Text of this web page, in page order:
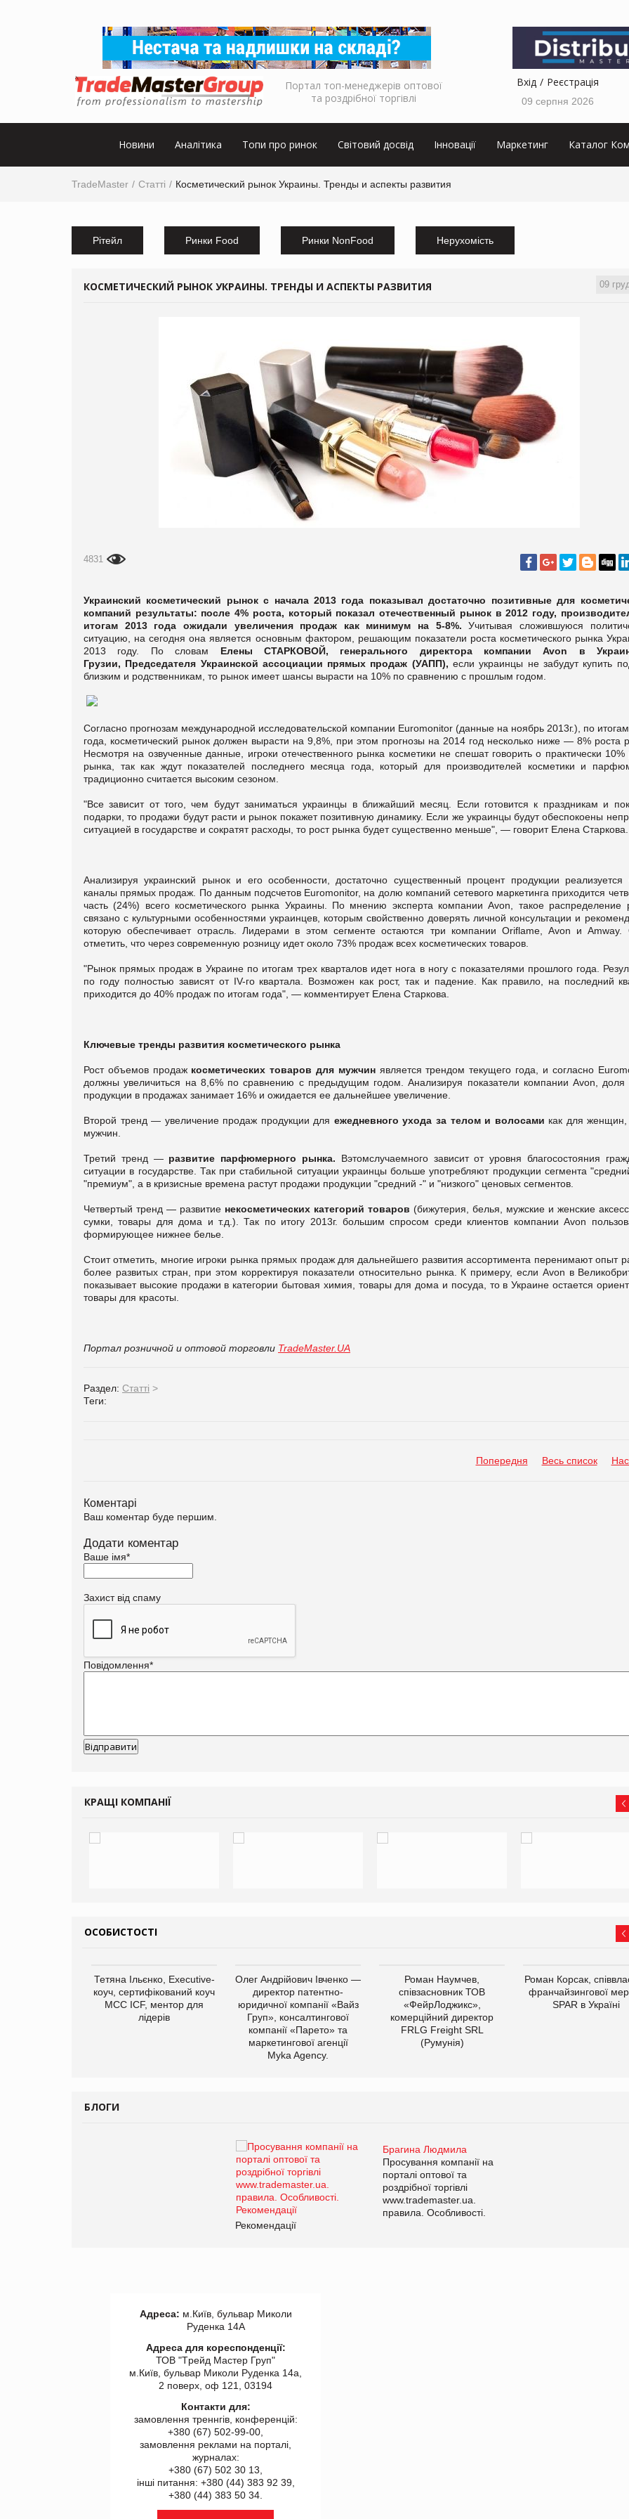
Портал топ-менеджерів оптової
та роздрібної торгівлі
Вхід Реєстрація
09 серпня 2026
Новини Аналітика Топи про ринок Світовий досвід Інновації Маркетинг Каталог
TradeMaster Статті Косметический рынок Украины. Тренды и аспекты развития
Рітейл Ринки Food Ринки NonFood Нерухомість
09
КОСМЕТИЧЕСКИЙ РЫНОК УКРАИНЫ. ТРЕНДЫ И АСПЕКТЫ РАЗВИТИЯ
4831
Украинский косметический рынок с начала 2013 года показывал достаточно позитивные для
компаний результаты: после 4% роста, который показал отечественный рынок в 2012 году,
итогам 2013 года ожидали увеличения продаж как минимум на 5-8%. Учитывая сложившуюся
ситуацию, на сегодня она является основным фактором, решающим показатели роста косметического рынка
2013 году. По словам Елены СТАРКОВОЙ, генерального директора компании Avon в
Грузии, Председателя Украинской ассоциации прямых продаж (УАПП), если украинцы не забудут купить
близким и родственникам, то рынок имеет шансы вырасти на 10% по сравнению с прошлым годом.
Согласно прогнозам международной исследовательской компании Euromonitor (данные на ноябрь 2013г.), по
года, косметический рынок должен вырасти на 9,8%, при этом прогнозы на 2014 год несколько ниже — 8% роста
Несмотря на озвученные данные, игроки отечественного рынка косметики не спешат говорить о практически 10%
рынка, так как ждут показателей последнего месяца года, который для производителей косметики и
традиционно считается высоким сезоном.
"Все зависит от того, чем будут заниматься украинцы в ближайший месяц. Если готовится к праздникам и
подарки, то продажи будут расти и рынок покажет позитивную динамику. Если же украинцы будут обеспокоены
ситуацией в государстве и сократят расходы, то рост рынка будет существенно меньше", — говорит Елена Старкова.
Анализируя украинский рынок и его особенности, достаточно существенный процент продукции реализуется
каналы прямых продаж. По данным подсчетов Euromonitor, на долю компаний сетевого маркетинга приходится
часть (24%) всего косметического рынка Украины. По мнению эксперта компании Avon, такое распределение
связано с культурными особенностями украинцев, которым свойственно доверять личной консультации и
которую обеспечивает отрасль. Лидерами в этом сегменте остаются три компании Oriflame, Avon и Amway.
отметить, что через современную розницу идет около 73% продаж всех косметических товаров.
"Рынок прямых продаж в Украине по итогам трех кварталов идет нога в ногу с показателями прошлого года.
по году полностью зависят от IV-го квартала. Возможен как рост, так и падение. Как правило, на последний
приходится до 40% продаж по итогам года", — комментирует Елена Старкова.
Ключевые тренды развития косметического рынка
Рост объемов продаж косметических товаров для мужчинявляется трендом текущего года, и согласно
должны увеличиться на 8,6% по сравнению с предыдущим годом. Анализируя показатели компании Avon, доля
продукции в продажах занимает 16% и ожидается ее дальнейшее увеличение.
Второй тренд — увеличение продаж продукции для ежедневного ухода за телом и волосами как для женщин,
мужчин.
Третий тренд — развитие парфюмерного рынка. Вэтомслучаемного зависит от уровня благосостояния
ситуации в государстве. Так при стабильной ситуации украинцы больше употребляют продукции сегмента
"премиум", а в кризисные времена растут продажи продукции "средний -" и "низкого" ценовых сегментов.
Четвертый тренд — развитие некосметических категорий товаров (бижутерия, белья, мужские и женские
сумки, товары для дома и т.д.). Так по итогу 2013г. большим спросом среди клиентов компании Avon
формирующее нижнее белье.
Стоит отметить, многие игроки рынка прямых продаж для дальнейшего развития ассортимента перенимают опыт
более развитых стран, при этом корректируя показатели относительно рынка. К примеру, если Avon в
показывает высокие продажи в категории бытовая химия, товары для дома и посуда, то в Украине остается
товары для красоты.
Портал розничной и оптовой торговли TradeMaster.UA
Раздел: Статті >
Теги:
Попередня Весь список
Коментарі
Ваш коментар буде першим.
Додати коментар
Ваше імя*
Захист від спаму
Повідомлення*
КРАЩІ КОМПАНІЇ
ОСОБИСТОСТІ
Тетяна Ільєнко, Executive-
коуч, сертифікований коуч
МСС ICF, ментор для
лідерів
Олег Андрійович Івченко —
директор патентно-
юридичної компанії «Вайз
Груп», консалтингової
компанії «Парето» та
маркетингової агенції
Myka Agency.
Роман Наумчев,
співзасновник ТОВ
«ФейрЛоджикс»,
комерційний директор
FRLG Freight SRL
(Румунія)
Роман Корсак,
франчайзингової
SPAR в Україні
БЛОГИ
Брагина Людмила
Просування компанії на
порталі оптової та
роздрібної торгівлі
www.trademaster.ua.
правила. Особливості.
Рекомендації
Адреса: м.Київ, бульвар Миколи
Руденка 14А
Адреса для кореспонденції:
ТОВ "Tрейд Мастер Груп"
м.Київ, бульвар Миколи Руденка 14а,
2 поверх, оф 121, 03194
Контакти для:
замовлення треннгів, конференцій:
+380 (67) 502-99-00,
замовлення реклами на порталі,
журналах:
+380 (67) 502 30 13,
інші питання: +380 (44) 383 92 39,
+380 (44) 383 50 34.